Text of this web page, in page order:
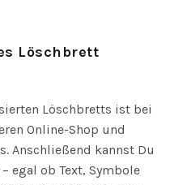
Löschbrett
Löschbretts ist bei
Online-Shop und
Anschließend kannst Du
egal ob Text, Symbole